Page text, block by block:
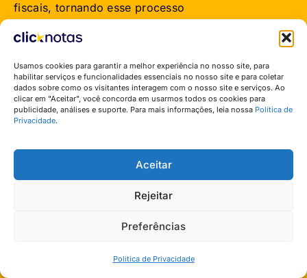
Usamos cookies para garantir a melhor experiência no nosso site, para
habilitar serviços e funcionalidades essenciais no nosso site e para coletar
dados sobre como os visitantes interagem com o nosso site e serviços. Ao
clicar em "Aceitar", você concorda em usarmos todos os cookies para
publicidade, análises e suporte. Para mais informações, leia nossa Política de
Privacidade.
Aceitar
Rejeitar
Preferências
Política de Privacidade
fiscais, tornando esse processo
Institucional
Home
Quem Somos
Funcionalidades
Planos